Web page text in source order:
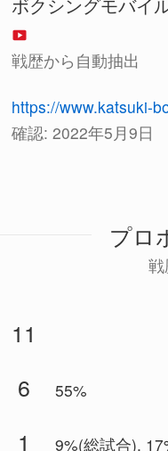
戦歴から自動抽出
https://www.katsuki-
確認: 2022年5月9日
プロ
11
6 55%
1 9%(総試合),